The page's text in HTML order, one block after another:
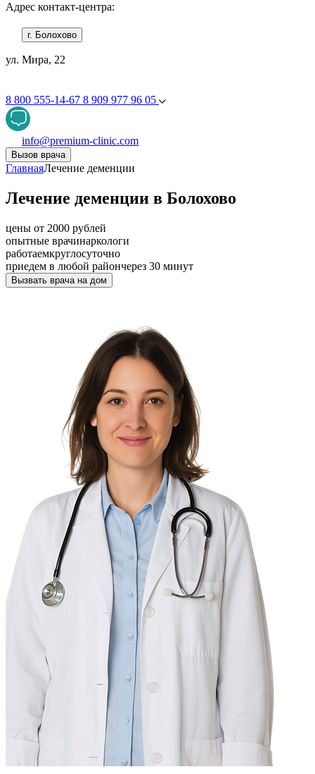
Адрес контакт-центра:
г. Болохово
ул. Мира, 22
8 800 555-14-67 8 909 977 96 05
info@premium-clinic.com
Вызов врача
ГлавнаяЛечение деменции
Лечение деменции в Болохово
цены от 2000 рублей
опытные врачинаркологи
работаемкруглосуточно
приедем в любой райончерез 30 минут
Вызвать врача на дом